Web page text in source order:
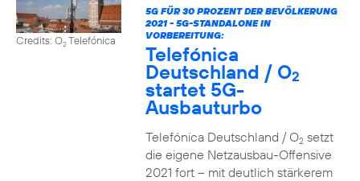
Credits: O2Telefónica
5G FÜR 30 PROZENT DER BEVÖLKERUNG
2021 - 5G-STANDALONE IN
VORBEREITUNG:
Telefónica
Deutschland / O2
startet 5G-
Ausbauturbo
Telefónica Deutschland / O2setzt
die eigene Netzausbau-Offensive
2021 fort – mit deutlich stärkerem